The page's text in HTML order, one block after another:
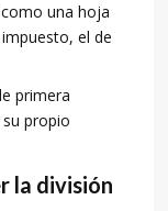
una hoja
el de
primera
propio
la división